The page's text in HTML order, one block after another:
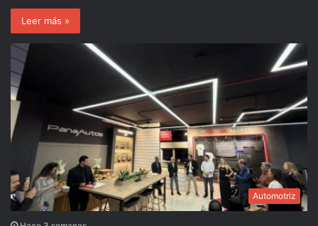
Leer más »
Automotriz